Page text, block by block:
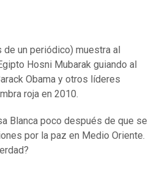
de un periódico) muestra al
Hosni Mubarak guiando al
Obama y otros líderes
roja en 2010.
Blanca poco después de que se
por la paz en Medio Oriente.